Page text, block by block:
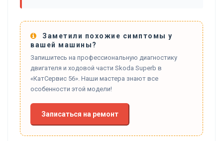
Заметили похожие симптомы у
вашей машины?
Запишитесь на профессиональную диагностику
двигателя и ходовой части Skoda Superb в
«КатСервис 56». Наши мастера знают все
особенности этой модели!
Записаться на ремонт